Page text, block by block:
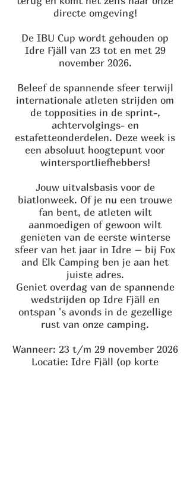
directe omgeving!
De IBU Cup wordt gehouden op
Idre Fjäll van 23 tot en met 29
november 2026.
Beleef de spannende sfeer terwijl
internationale atleten strijden om
de topposities in de sprint-,
achtervolgings- en
estafetteonderdelen. Deze week is
een absoluut hoogtepunt voor
wintersportliefhebbers!
Jouw uitvalsbasis voor de
biatlonweek. Of je nu een trouwe
fan bent, de atleten wilt
aanmoedigen of gewoon wilt
genieten van de eerste winterse
sfeer van het jaar in Idre – bij Fox
and Elk Camping ben je aan het
juiste adres.
Geniet overdag van de spannende
wedstrijden op Idre Fjäll en
ontspan 's avonds in de gezellige
rust van onze camping.
Wanneer: 23 t/m 29 november 2026
Locatie: Idre Fjäll (op korte